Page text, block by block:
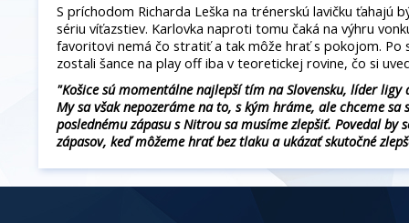
S príchodom Richarda Leška na trénerskú lavičku ťahajú
sériu víťazstiev. Karlovka naproti tomu čaká na výhru
favoritovi nemá čo stratiť a tak môže hrať s pokojom.
zostali šance na play off iba v teoretickej rovine, čo si
"Košice sú momentálne najlepší tím na Slovensku, líder ligy
My sa však nepozeráme na to, s kým hráme, ale chceme
poslednému zápasu s Nitrou sa musíme zlepšiť. Povedal by
zápasov, keď môžeme hrať bez tlaku a ukázať skutočné